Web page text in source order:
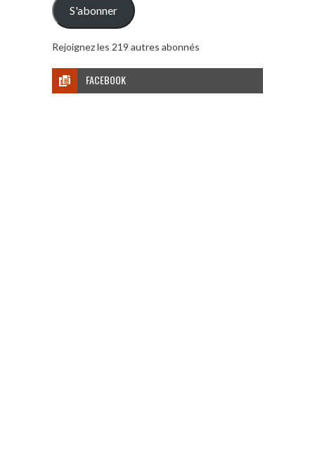
S'abonner
Rejoignez les 219 autres abonnés
FACEBOOK